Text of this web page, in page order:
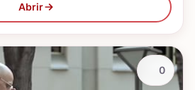
Abrir
0